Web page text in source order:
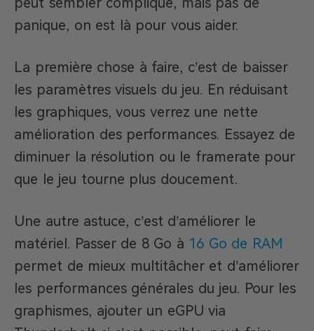
panique, on est là pour vous aider.
La première chose à faire, c’est de baisser
les paramètres visuels du jeu. En réduisant
les graphiques, vous verrez une nette
amélioration des performances. Essayez de
diminuer la résolution ou le framerate pour
que le jeu tourne plus doucement.
Une autre astuce, c’est d’améliorer le
matériel. Passer de 8 Go à 16 Go de RAM
permet de mieux multitâcher et d’améliorer
les performances générales du jeu. Pour les
graphismes, ajouter un eGPU via